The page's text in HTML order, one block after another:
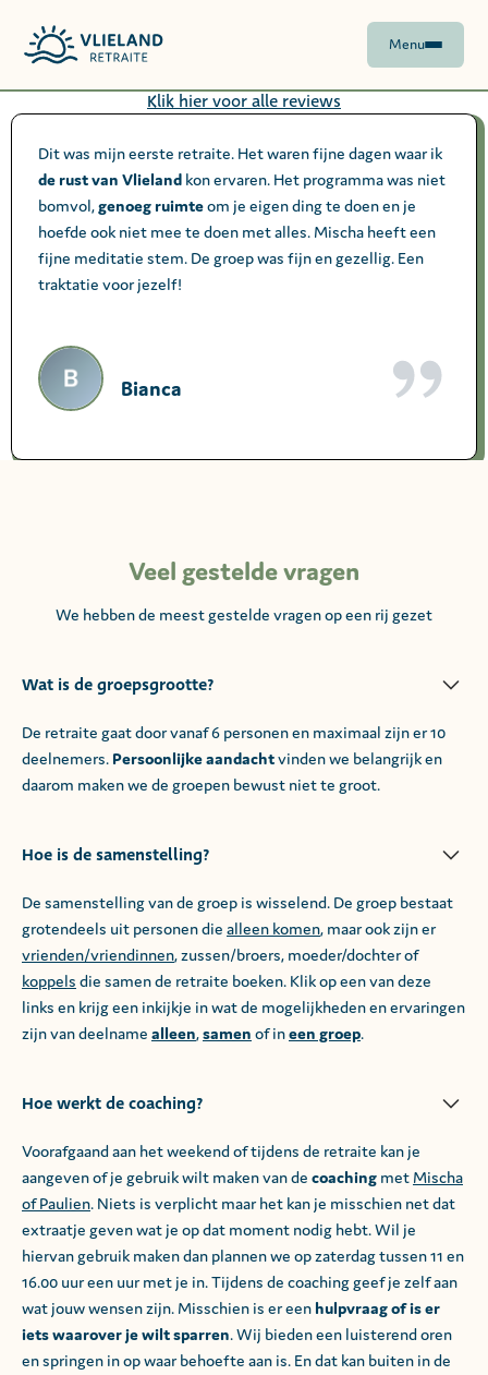
Menu
Klik hier voor alle reviews
Dit was mijn eerste retraite. Het waren fijne dagen waar ik
de rust van Vlieland kon ervaren. Het programma was niet
bomvol,genoeg ruimteom je eigen ding te doen en je
hoefde ook niet mee te doen met alles. Mischa heeft een
fijne meditatie stem. De groep was fijn en gezellig. Een
traktatie voor jezelf!
Bianca
Veel gestelde vragen
We hebben de meest gestelde vragen op een rij gezet
Wat is de groepsgrootte?
De retraite gaat door vanaf 6 personen en maximaal zijn er 10
deelnemers. Persoonlijke aandachtvinden we belangrijk en
daarom maken we de groepen bewust niet te groot.
Hoe is de samenstelling?
De samenstelling van de groep is wisselend. De groep bestaat
grotendeels uit personen die alleen komen, maar ook zijn er
vrienden/vriendinnen, zussen/broers, moeder/dochter of
koppels die samen de retraite boeken. Klik op een van deze
links en krijg een inkijkje in wat de mogelijkheden en ervaringen
zijn van deelname alleen,samen of ineen groep.
Hoe werkt de coaching?
Voorafgaand aan het weekend of tijdens de retraite kan je
aangeven of je gebruik wilt maken van de coaching met Mischa
of Paulien. Niets is verplicht maar het kan je misschien net dat
extraatje geven wat je op dat moment nodig hebt. Wil je
hiervan gebruik maken dan plannen we op zaterdag tussen 11 en
16.00 uur een uur met je in. Tijdens de coaching geef je zelf aan
wat jouw wensen zijn. Misschien is er een hulpvraag of is er
iets waarover je wilt sparren. Wij bieden een luisterend oren
en springen in op waar behoefte aan is. En dat kan buiten in de